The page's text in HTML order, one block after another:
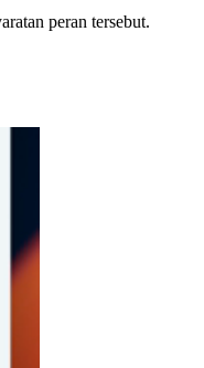
peran tersebut.